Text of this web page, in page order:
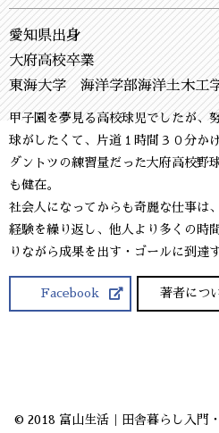
愛知県出身
大府高校卒業
東海大学 海洋学部海洋土木工
甲子園を夢見る高校球児でしたが、
球がしたくて、片道１時間３０分か
ダントツの練習量だった大府高校野
も健在。
社会人になってからも奇麗な仕事は
経験を繰り返し、他人より多くの時
りながら成果を出す・ゴールに到達
Facebook 著者につ
© 2018 富山生活｜田舎暮らし入門